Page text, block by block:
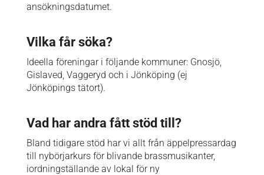
ansökningsdatumet.
Vilka får söka?
Ideella föreningar i följande kommuner: Gnosjö,
Gislaved, Vaggeryd och i Jönköping (ej
Jönköpings tätort).
Vad har andra fått stöd till?
Bland tidigare stöd har vi allt från äppelpressardag
till nybörjarkurs för blivande brassmusikanter,
iordningställande av lokal för ny